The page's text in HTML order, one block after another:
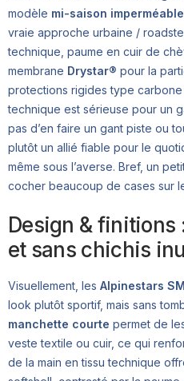
modèle mi-saison imperméable
vraie approche urbaine /
technique, paume en cuir de
membrane Drystar® pour la
protections rigides type
technique est sérieuse pour un
pas d’en faire un gant piste ou
plutôt un allié fiable pour le
même sous l’averse. Bref, un
cocher beaucoup de cases sur
Design &
et sans chichis
Visuellement, les Alpinestars
look plutôt sportif, mais sans
manchette courte permet de
veste textile ou cuir, ce qui
de la main en tissu technique